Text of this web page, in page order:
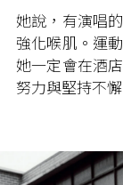
她說，有演唱
強化喉肌。運
她一定會在酒
努力與堅持不